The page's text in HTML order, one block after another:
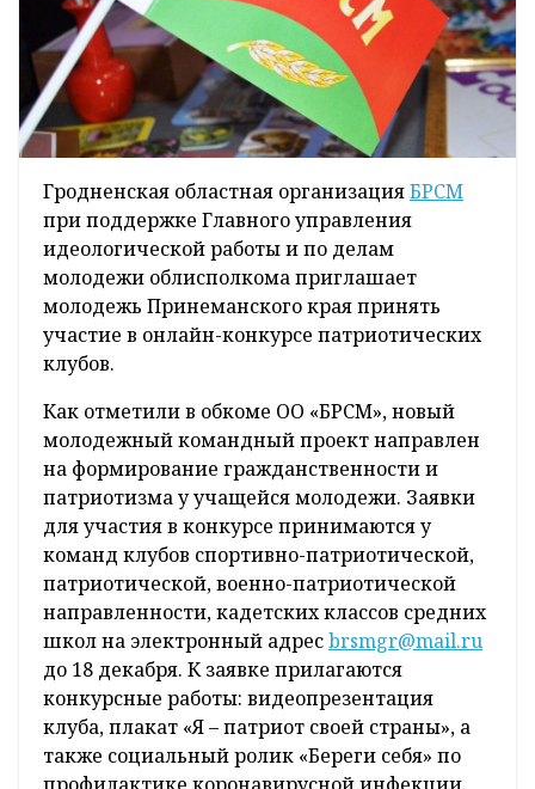
Гродненская областная организацияБРСМ
при поддержке Главного управления
идеологической работы и по делам
молодежи облисполкома приглашает
молодежь Принеманского края принять
участие в онлайн-конкурсе патриотических
клубов.
Как отметили в обкоме ОО «БРСМ», новый
молодежный командный проект направлен
на формирование гражданственности и
патриотизма у учащейся молодежи. Заявки
для участия в конкурсе принимаются у
команд клубов спортивно-патриотической,
патриотической, военно-патриотической
направленности, кадетских классов средних
школ на электронный адресbrsmgr@mail.ru
до 18 декабря. К заявке прилагаются
конкурсные работы: видеопрезентация
клуба, плакат «Я – патриот своей страны», а
также социальный ролик «Береги себя» по